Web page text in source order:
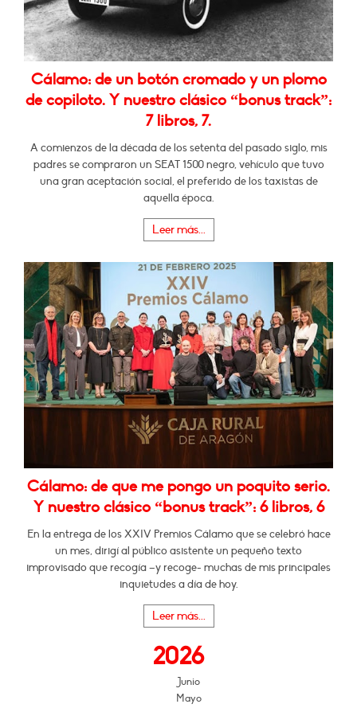
Cálamo: de un botón cromado y un plomo
de copiloto. Y nuestro clásico “bonus track”:
7 libros, 7.
A comienzos de la década de los setenta del pasado siglo, mis
padres se compraron un SEAT 1500 negro, vehículo que tuvo
una gran aceptación social, el preferido de los taxistas de
aquella época.
Leer más...
Cálamo: de que me pongo un poquito serio.
Y nuestro clásico “bonus track”: 6 libros, 6
En la entrega de los XXIV Premios Cálamo que se celebró hace
un mes, dirigí al público asistente un pequeño texto
improvisado que recogía –y recoge- muchas de mis principales
inquietudes a día de hoy.
Leer más...
2026
Junio
Mayo